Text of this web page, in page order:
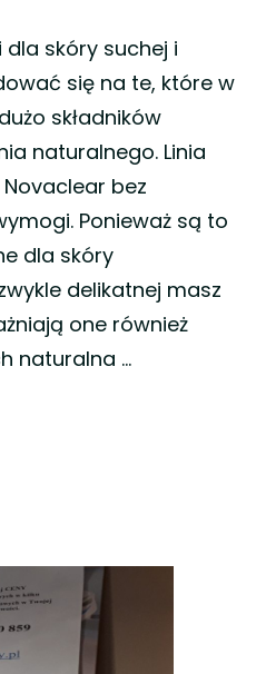
skóry suchej i
się na te, które w
składników
naturalnego. Linia
bez
Ponieważ są to
dla skóry
delikatnej masz
one również
naturalna …